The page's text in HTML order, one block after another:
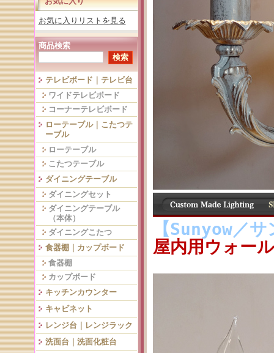
お気に入りリストを見る
商品検索
テレビボード｜テレビ台
ワイドテレビボード
コーナーテレビボード
ローテーブル｜こたつテ
ーブル
ローテーブル
こたつテーブル
ダイニングテーブル
ダイニングセット
ダイニングテーブル
（本体）
ダイニングこたつ
食器棚｜カップボード
食器棚
カップボード
キッチンカウンター
キャビネット
レンジ台｜レンジラック
洗面台｜洗面化粧台
【Sunyow／
屋内用ウォー